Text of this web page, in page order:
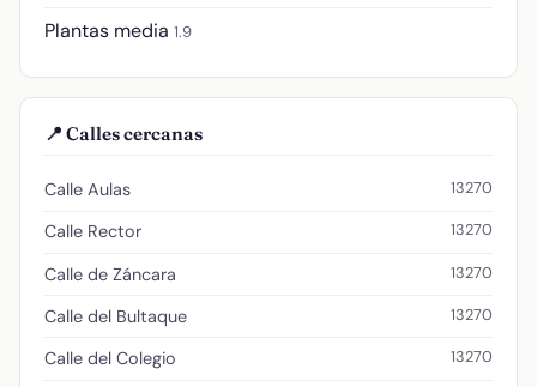
Plantas media 1.9
📍 Calles cercanas
Calle Aulas 13270
Calle Rector 13270
Calle de Záncara 13270
Calle del Bultaque 13270
Calle del Colegio 13270